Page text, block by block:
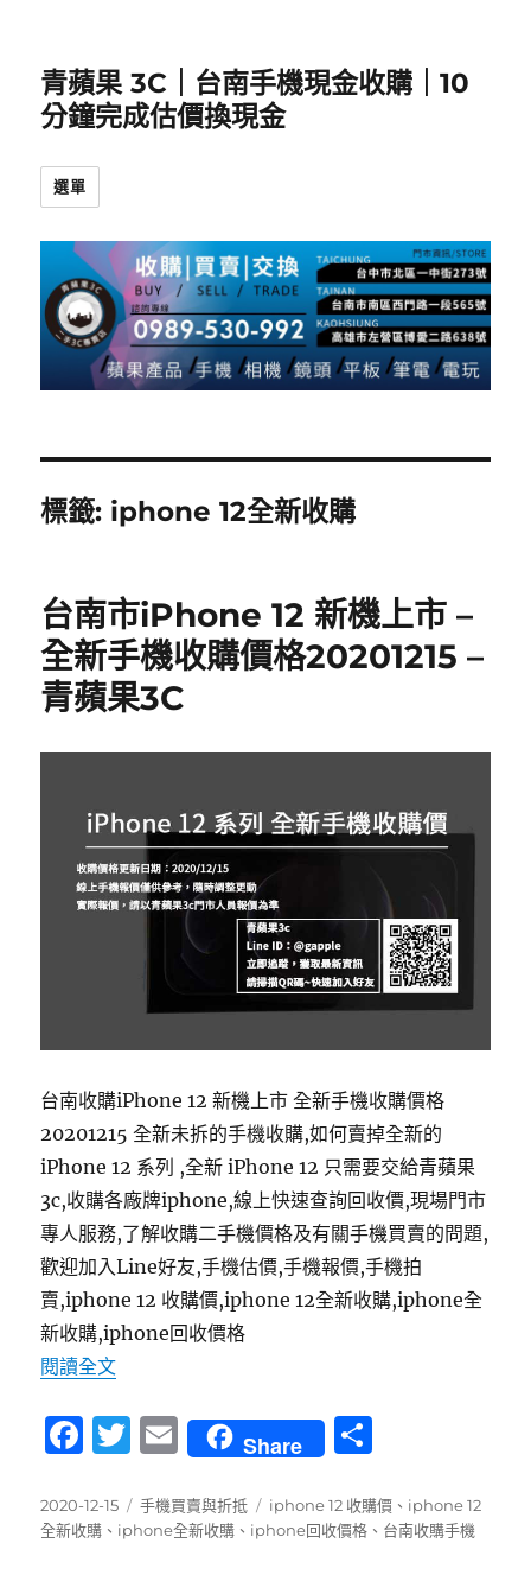
青蘋果 3C｜台南手機現金收購｜10
分鐘完成估價換現金
選單
標籤: iphone 12全新收購
台南市iPhone 12 新機上市 –
全新手機收購價格20201215 –
青蘋果3C
台南收購iPhone 12 新機上市 全新手機收購價格
20201215 全新未拆的手機收購,如何賣掉全新的
iPhone 12 系列 ,全新 iPhone 12 只需要交給青蘋果
3c,收購各廠牌iphone,線上快速查詢回收價,現場門市
專人服務,了解收購二手機價格及有關手機買賣的問題,
歡迎加入Line好友,手機估價,手機報價,手機拍
賣,iphone 12 收購價,iphone 12全新收購,iphone全
新收購,iphone回收價格
閱讀全文〈台南市iPhone 12 新機上市 – 全新手機收購價
F
c
e
T
it
te
E
m
ai
l
Share
發
佈
2020-12-15
分
類
手機買賣與折抵
標
籤
iphone 12 收購價 、 iphone 12
全新收購 、 iphone全新收購 、 iphone回收價格 、 台南收購手機